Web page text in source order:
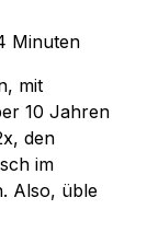
Minuten
mit
10 Jahren
den
im
Also, üble